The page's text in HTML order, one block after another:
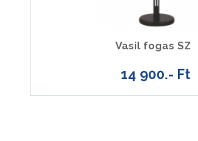
Vasil fogas SZ
14 900.- Ft